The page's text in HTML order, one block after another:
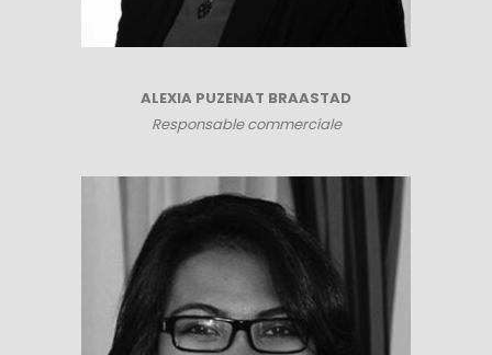
ALEXIA PUZENAT BRAASTAD
Responsable commerciale